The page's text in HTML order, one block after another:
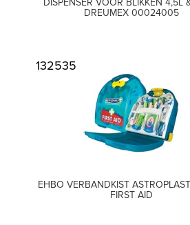
DISPENSER VOOR BLIKKEN 4,5L
DREUMEX 00024005
132535
EHBO VERBANDKIST
FIRST AID